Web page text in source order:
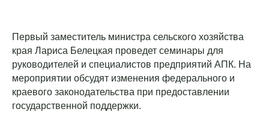
Первый заместитель министра сельского хозяйства
края Лариса Белецкая проведет семинары для
руководителей и специалистов предприятий АПК. На
мероприятии обсудят изменения федерального и
краевого законодательства при предоставлении
государственной поддержки.